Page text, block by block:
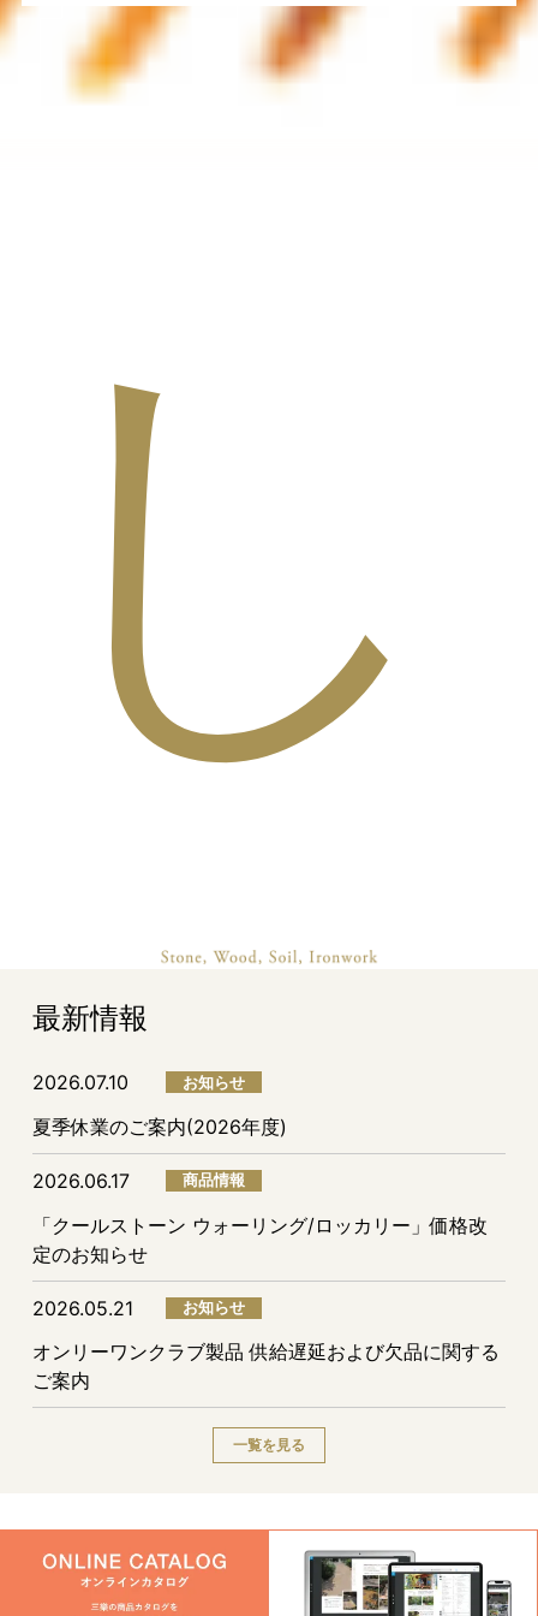
し
最新情報
2026.07.10 お知らせ
夏季休業のご案内(2026年度)
2026.06.17 商品情報
「クールストーン ウォーリング/ロッカリー」価格改
定のお知らせ
2026.05.21 お知らせ
オンリーワンクラブ製品 供給遅延および欠品に関する
ご案内
一覧を見る